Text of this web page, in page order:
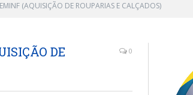
(AQUISIÇÃO DE ROUPARIAS E CALÇADOS)
DE
0